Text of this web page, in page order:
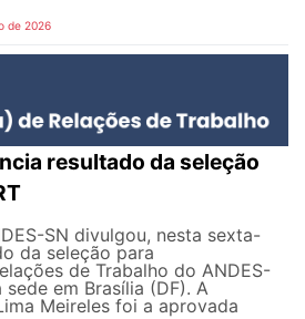
de 2026
resultado da seleção
SN divulgou, nesta sexta-
da seleção para
de Trabalho do ANDES-
em Brasília (DF). A
Meireles foi a aprovada